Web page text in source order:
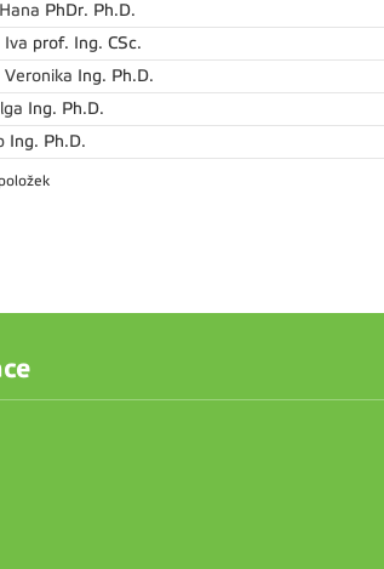
PhDr. Ph.D.
Iva prof. Ing. CSc.
Veronika Ing. Ph.D.
Ing. Ph.D.
Ing. Ph.D.